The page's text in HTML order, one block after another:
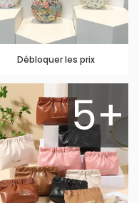
Débloquer les prix
5+